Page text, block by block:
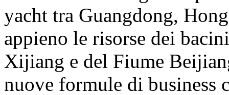
yacht tra Guangdong,
appieno le risorse dei
Xijiang e del Fiume
nuove formule di business